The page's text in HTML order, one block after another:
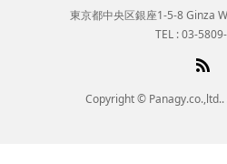
東京都中央区銀座1-5-8 Ginza
TEL : 03-
Copyright ©